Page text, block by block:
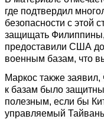
где подтвердил
безопасности с этой
защищать
предоставили США
военным базам, что
Маркос также
к базам было
полезным, если бы
управляемый